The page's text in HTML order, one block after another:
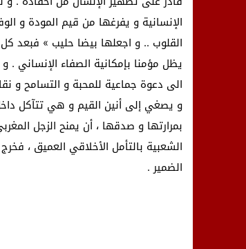
الإنسانية و يفرغها من قيم المودة و
القلوب .. و اجعلها بيضا حليب » فبعد
يظل مؤمنا بإمكانية الصفاء الإنساني .
الى دعوة جماعية للمحبة و التسامح و
و يصغي إلى أنين القيم و هي تتآكل
بمرارتها و صدقها ، أن يمنح الزجل
الشعبية بالتأمل الأخلاقي العميق ،
الضمير .